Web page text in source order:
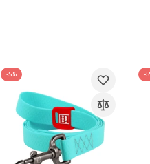
-5% -